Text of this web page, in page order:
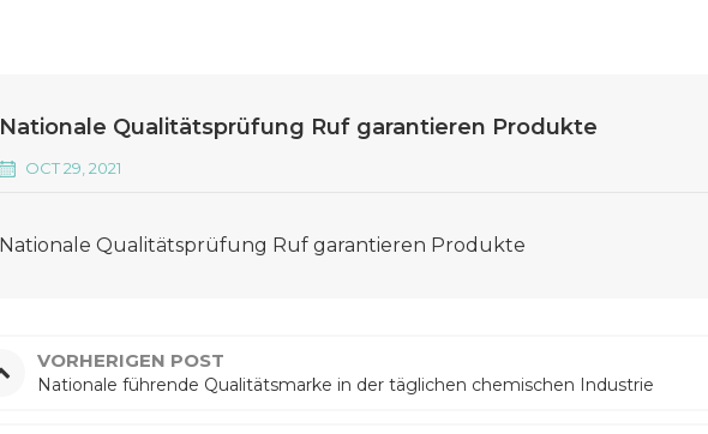
Nationale Qualitätsprüfung Ruf garantieren Produkte
OCT 29, 2021
Nationale Qualitätsprüfung Ruf garantieren Produkte
VORHERIGEN POST
Nationale führende Qualitätsmarke in der täglichen chemischen Industrie